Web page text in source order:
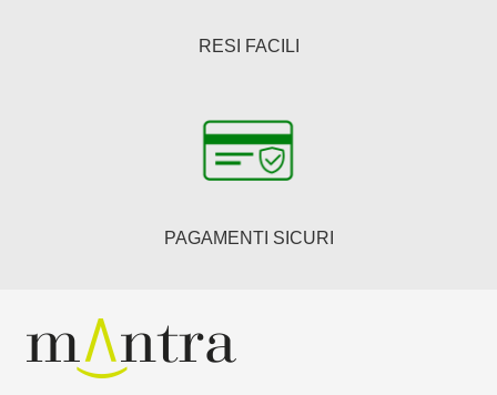
RESI FACILI
PAGAMENTI SICURI